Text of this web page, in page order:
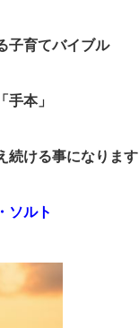
子育てバイブル
本」
続ける事になります
ソルト